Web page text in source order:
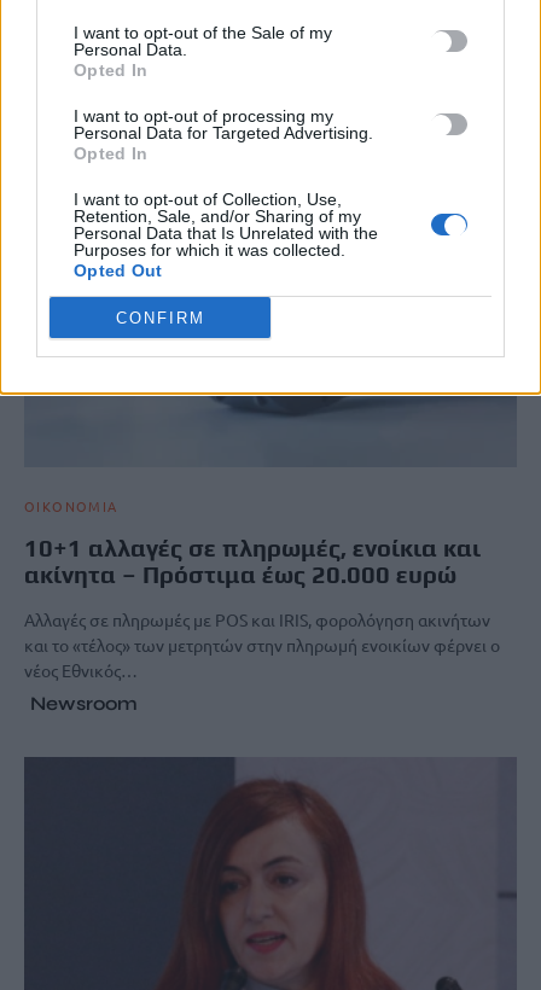
I want to opt-out of the Sale of my
Personal Data.
Opted In
I want to opt-out of processing my
Personal Data for Targeted Advertising.
Opted In
I want to opt-out of Collection, Use,
Retention, Sale, and/or Sharing of my
Personal Data that Is Unrelated with the
Purposes for which it was collected.
Opted Out
CONFIRM
ΣΧΕΤΙΚΆ ΆΡΘΡΑ
ΟΙΚΟΝΟΜΙΑ
10+1 αλλαγές σε πληρωμές, ενοίκια και
ακίνητα – Πρόστιμα έως 20.000 ευρώ
Aλλαγές σε πληρωμές με POS και IRIS, φορολόγηση ακινήτων
και το «τέλος» των μετρητών στην πληρωμή ενοικίων φέρνει ο
νέος Εθνικός…
Newsroom